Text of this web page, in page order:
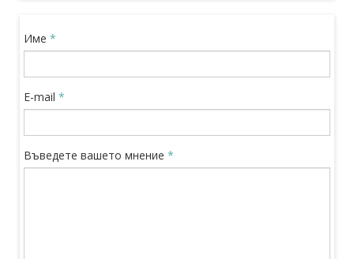
Име *
E-mail *
Въведете вашето мнение *